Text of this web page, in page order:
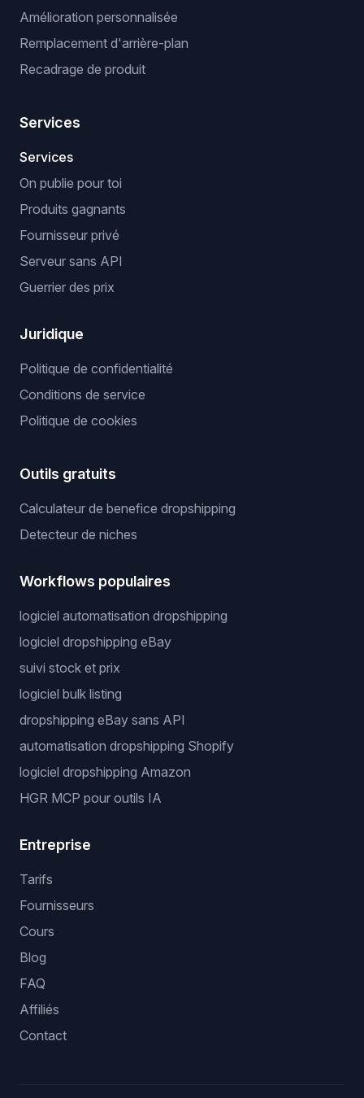
Amélioration personnalisée
Remplacement d'arrière-plan
Recadrage de produit
Services
Services
On publie pour toi
Produits gagnants
Fournisseur privé
Serveur sans API
Guerrier des prix
Juridique
Politique de confidentialité
Conditions de service
Politique de cookies
Outils gratuits
Calculateur de benefice dropshipping
Detecteur de niches
Workflows populaires
logiciel automatisation dropshipping
logiciel dropshipping eBay
suivi stock et prix
logiciel bulk listing
dropshipping eBay sans API
automatisation dropshipping Shopify
logiciel dropshipping Amazon
HGR MCP pour outils IA
Entreprise
Tarifs
Fournisseurs
Cours
Blog
FAQ
Affiliés
Contact